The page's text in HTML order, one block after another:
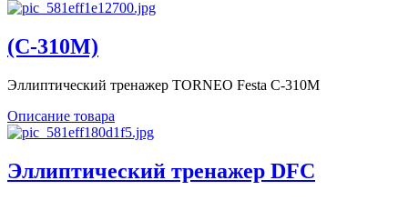
(C-310M)
Эллиптический тренажер TORNEO Festa C-310M
Описание товара
Эллиптический тренажер DFC